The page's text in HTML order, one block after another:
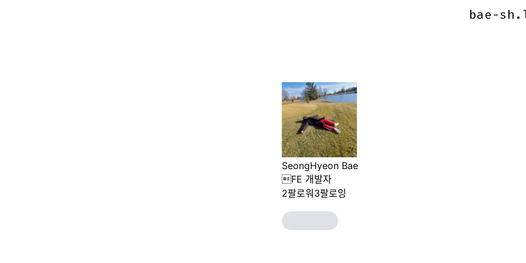
bae-
bae-
SeongHyeon Bae
FE 개발자
2팔로워 3팔로잉